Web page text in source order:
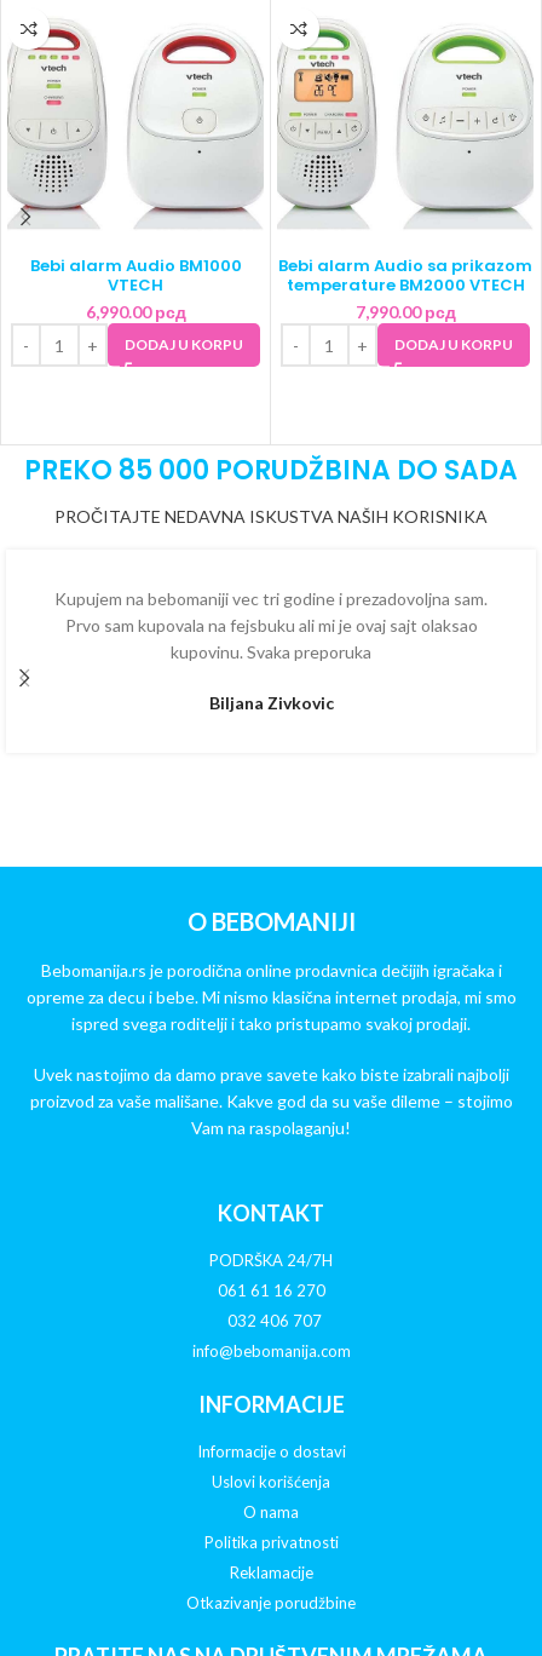
Bebi alarm Audio BM1000
VTECH
6,990.00рсд
DODAJ U KORPU
Bebi alarm Audio sa prikazom
temperature BM2000 VTECH
7,990.00рсд
DODAJ U KORPU
PREKO 85 000 PORUDŽBINA DO SADA
PROČITAJTE NEDAVNA ISKUSTVA NAŠIH KORISNIKA
Kupujem na bebomaniji vec tri godine i prezadovoljna sam.
Prvo sam kupovala na fejsbuku ali mi je ovaj sajt olaksao
kupovinu. Svaka preporuka
Biljana Zivkovic
O BEBOMANIJI
Bebomanija.rs je porodična online prodavnica dečijih igračaka i
opreme za decu i bebe. Mi nismo klasična internet prodaja, mi smo
ispred svega roditelji i tako pristupamo svakoj prodaji.
Uvek nastojimo da damo prave savete kako biste izabrali najbolji
proizvod za vaše mališane. Kakve god da su vaše dileme – stojimo
Vam na raspolaganju!
KONTAKT
PODRŠKA 24/7H
061 61 16 270
032 406 707
info@bebomanija.com
INFORMACIJE
Informacije o dostavi
Uslovi korišćenja
O nama
Politika privatnosti
Reklamacije
Otkazivanje porudžbine